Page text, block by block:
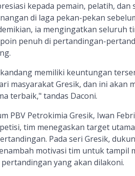
kepada pemain, pelatih,
di laga pekan-pekan
ia mengingatkan seluruh
penuh di pertandingan-
memiliki keuntungan
masyarakat Gresik, dan ini akan
terbaik," tandas Daconi.
PBV Petrokimia Gresik, Iwan
tim menegaskan target
Pada seri Gresik,
motivasi tim untuk tampil
yang akan dilakoni.